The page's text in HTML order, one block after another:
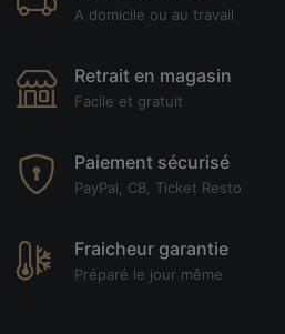
A domicile ou au travail
Retrait en magasin
Facile et gratuit
Paiement sécurisé
PayPal, CB, Ticket Resto
Fraicheur garantie
Préparé le jour même